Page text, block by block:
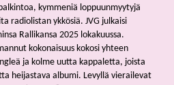
kymmeniä loppuunmyytyjä
radiolistan ykkösiä. JVG julkaisi
Rallikansa 2025 lokakuussa.
kokonaisuus kokosi yhteen
ja kolme uutta kappaletta, joista
heijastava albumi. Levyllä vierailevat